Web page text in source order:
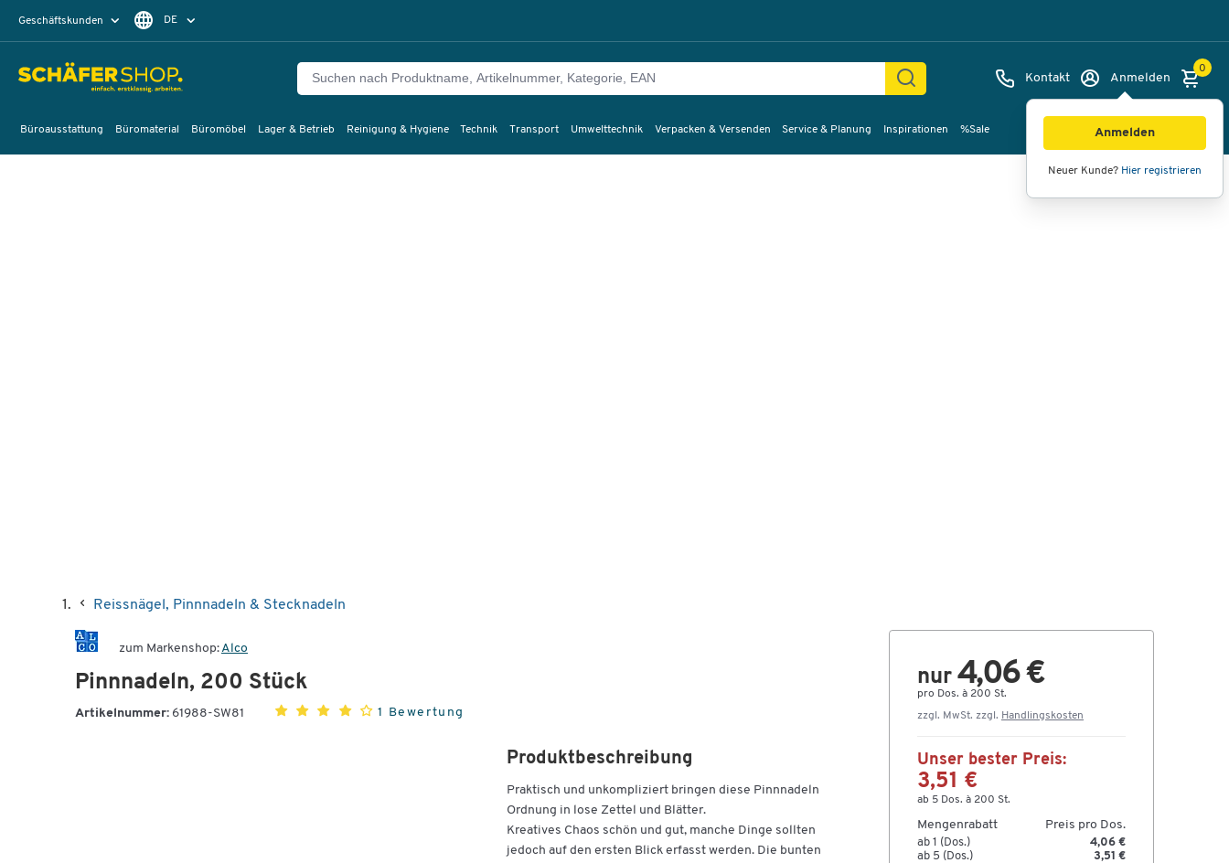
Geschäftskunden DE
Kontakt Anmelden
Anmelden
Neuer Kunde? Hier registrieren
0
Büroausstattung Büromaterial Büromöbel Lager & Betrieb Reinigung & Hygiene Technik Transport Umwelttechnik Verpacken & Versenden Service & Planung Inspirationen %Sale
Reissnägel, Pinnnadeln & Stecknadeln
zum Markenshop:Alco
Pinnnadeln, 200 Stück
Artikelnummer: 61988-SW81 1 Bewertung
Produktbeschreibung
Praktisch und unkompliziert bringen diese Pinnnadeln
Ordnung in lose Zettel und Blätter.
Kreatives Chaos schön und gut, manche Dinge sollten
jedoch auf den ersten Blick erfasst werden. Die bunten
nur 4,06 €
pro Dos. à 200 St.
zzgl. MwSt. zzgl. Handlingskosten
Unser bester Preis:
3,51 €
ab 5 Dos. à 200 St.
Mengenrabatt Preis pro Dos.
ab 1 (Dos.)
4,06 €
ab 5 (Dos.)
3,51 €
Bilder Videos 360°-Ansicht